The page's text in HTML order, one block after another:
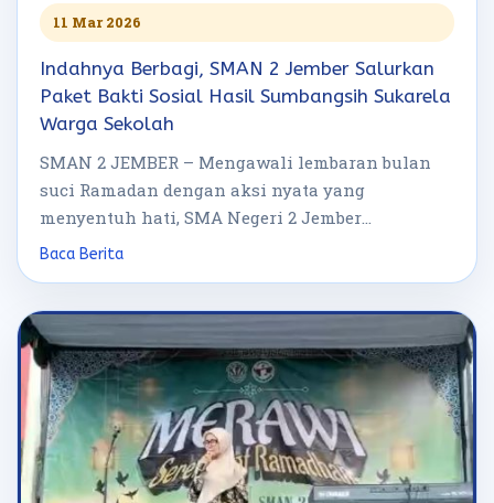
11 Mar 2026
Indahnya Berbagi, SMAN 2 Jember Salurkan
Paket Bakti Sosial Hasil Sumbangsih Sukarela
Warga Sekolah
SMAN 2 JEMBER – Mengawali lembaran bulan
suci Ramadan dengan aksi nyata yang
menyentuh hati, SMA Negeri 2 Jember
menggelar […]
Baca Berita